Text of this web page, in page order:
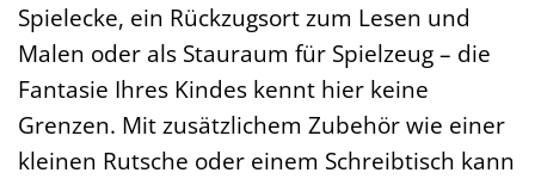
Spielecke, ein Rückzugsort zum Lesen und
Malen oder als Stauraum für Spielzeug – die
Fantasie Ihres Kindes kennt hier keine
Grenzen. Mit zusätzlichem Zubehör wie einer
kleinen Rutsche oder einem Schreibtisch kann